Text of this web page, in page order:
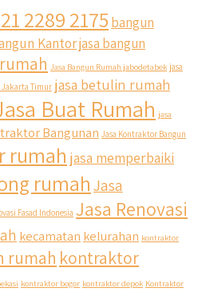
2289 2175 bangun
Kantorjasa bangun
Jasa Bangun Rumah jabodetabek jasa
Jakarta Timur jasa betulin rumah
Buat Rumah jasa
Bangunan Jasa Kontraktor Bangun
rumah jasa memperbaiki
rumahJasa
Fasad Indonesia Jasa Renovasi
kecamatan kelurahan kontraktor
rumah kontraktor
kontraktor bogor kontraktor depok Kontraktor